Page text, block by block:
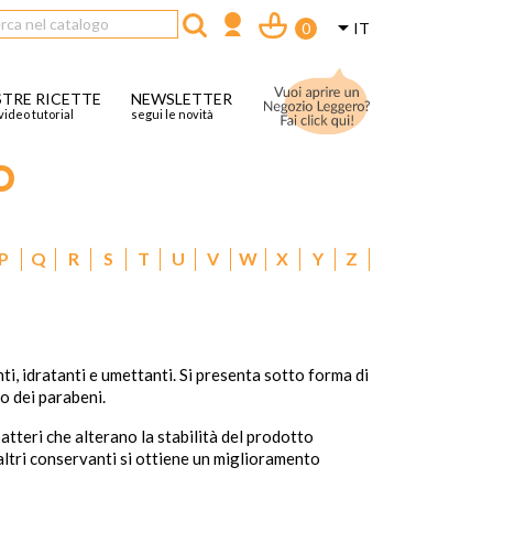
IT
0
RICETTE
tutorial
NEWSLETTER
segui le novità
P Q R S T U V W X Y Z
idratanti e umettanti. Si presenta sotto forma di
dei parabeni.
che alterano la stabilità del prodotto
conservanti si ottiene un miglioramento